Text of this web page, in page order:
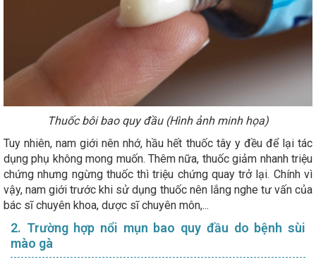
Thuốc bôi bao quy đầu (Hình ảnh minh họa)
Tuy nhiên, nam giới nên nhớ, hầu hết thuốc tây y đều để lại tác
dụng phụ không mong muốn. Thêm nữa, thuốc giảm nhanh triệu
chứng nhưng ngừng thuốc thì triệu chứng quay trở lại. Chính vì
vậy, nam giới trước khi sử dụng thuốc nên lắng nghe tư vấn của
bác sĩ chuyên khoa, dược sĩ chuyên môn,...
2. Trường hợp nổi mụn bao quy đầu do bệnh sùi
mào gà